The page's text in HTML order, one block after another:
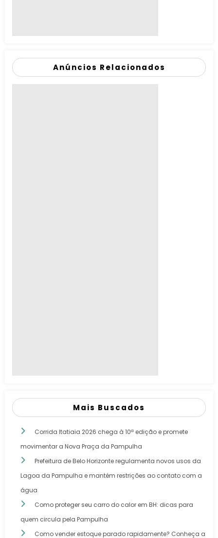
Anúncios Relacionados
Mais Buscados
Corrida Itatiaia 2026 chega à 10ª edição e promete
movimentar a Nova Praça da Pampulha
Prefeitura de Belo Horizonte regulamenta novos usos da
Lagoa da Pampulha e mantém restrições ao contato com a
água
Como proteger seu carro do calor em BH: dicas para
quem circula pela Pampulha
Como vender estoque parado rapidamente? Conheça a